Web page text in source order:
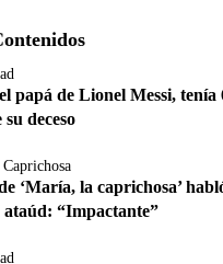
papá de Lionel Messi, tenía
su deceso
‘María, la caprichosa’
ataúd: “Impactante”